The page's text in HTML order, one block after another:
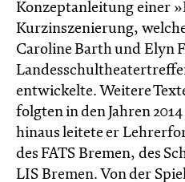
Konzeptanleitung einer
Kurzinszenierung,
Caroline Barth und Elyn
entwickelte. Weitere
folgten in den Jahren
hinaus leitete er
des FATS Bremen, des
LIS Bremen. Von der